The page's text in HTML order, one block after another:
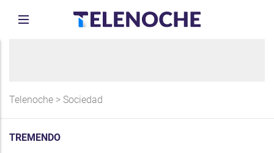
Telenoche > Sociedad
TREMENDO